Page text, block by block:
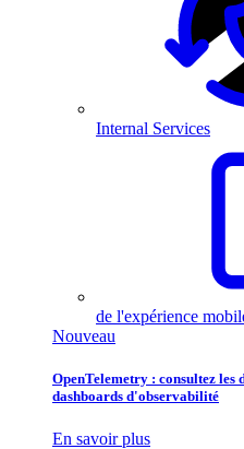
Internal Services
de l'expérience
Nouveau
OpenTelemetry : consultez les
dashboards d'observabilité
En savoir plus